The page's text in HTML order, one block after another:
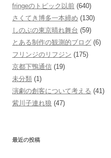
fringeのトピック以前 (640)
さくてき博多一本締め (130)
しのぶの東京晴れ舞台 (59)
とある制作の観測的ブログ (6)
フリンジのリフジン (175)
京都下鴨通信 (19)
未分類 (1)
演劇の創客について考える (41)
紫川子連れ狼 (47)
最近の投稿